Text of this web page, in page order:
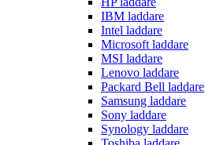
IBM laddare
Intel laddare
Microsoft laddare
MSI laddare
Lenovo laddare
Packard Bell laddare
Samsung laddare
Sony laddare
Synology laddare